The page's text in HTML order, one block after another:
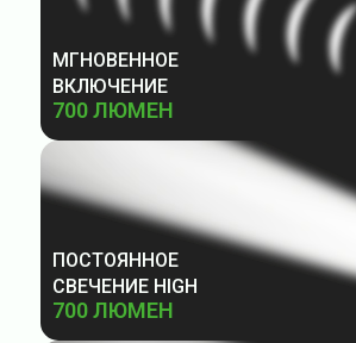
МГНОВЕННОЕ
ВКЛЮЧЕНИЕ
700 ЛЮМЕН
ПОСТОЯННОЕ
СВЕЧЕНИЕ HIGH
700 ЛЮМЕН